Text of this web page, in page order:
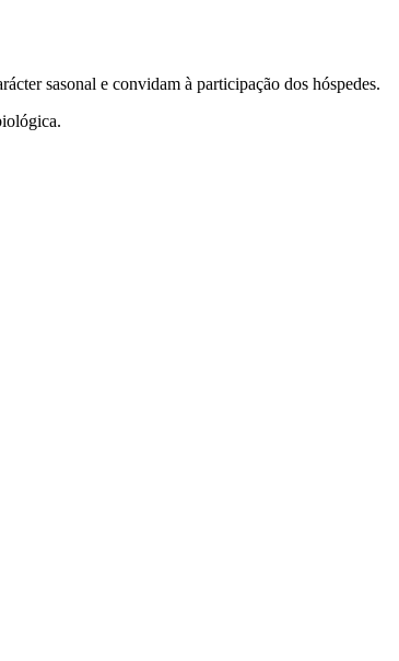
sasonal e convidam à participação dos hóspedes.